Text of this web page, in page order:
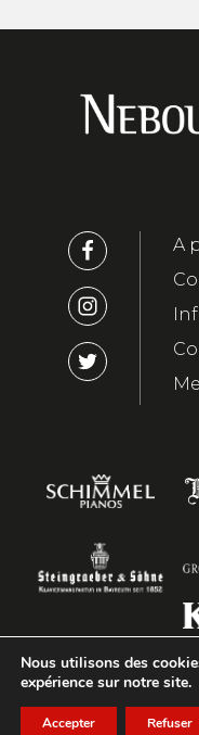
A
2023
Nous utilisons des
expérience sur notre site.
Accepter Refuser